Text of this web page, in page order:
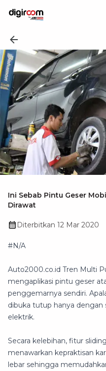
Ini Sebab Pintu Geser
Dirawat
Diterbitkan 12 Mar 2020
#N/A
Auto2000.co.id Tren Multi
mengaplikasi pintu geser
penggemarnya sendiri.
dibuka tutup hanya dengan
elektrik.
Secara kelebihan, fitur
menawarkan kepraktisan
lebar sehingga